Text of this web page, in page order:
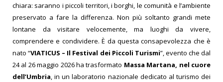
chiara: saranno i piccoli territori, i borghi, le comunità e l’ambiente
preservato a fare la differenza. Non più soltanto grandi mete
lontane da visitare velocemente, ma luoghi da vivere,
comprendere e condividere. È da questa consapevolezza che è
nato “VIATICUS – Il Festival dei Piccoli Turismi”, evento che dal
24 al 26 maggio 2026 ha trasformato Massa Martana, nel cuore
dell’Umbria, in un laboratorio nazionale dedicato al turismo dei